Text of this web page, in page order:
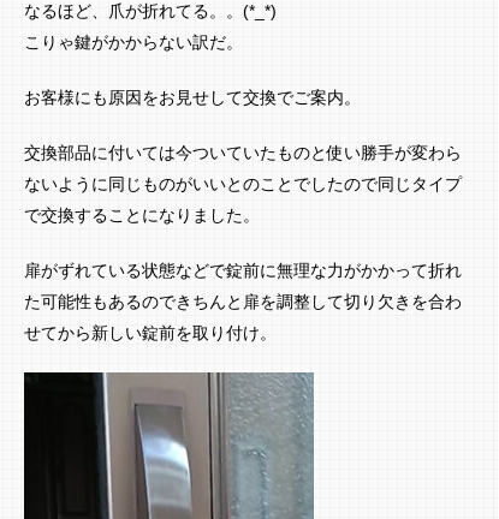
なるほど、爪が折れてる。。(*_*)
こりゃ鍵がかからない訳だ。
お客様にも原因をお見せして交換でご案内。
交換部品に付いては今ついていたものと使い勝手が変わら
ないように同じものがいいとのことでしたので同じタイプ
で交換することになりました。
扉がずれている状態などで錠前に無理な力がかかって折れ
た可能性もあるのできちんと扉を調整して切り欠きを合わ
せてから新しい錠前を取り付け。